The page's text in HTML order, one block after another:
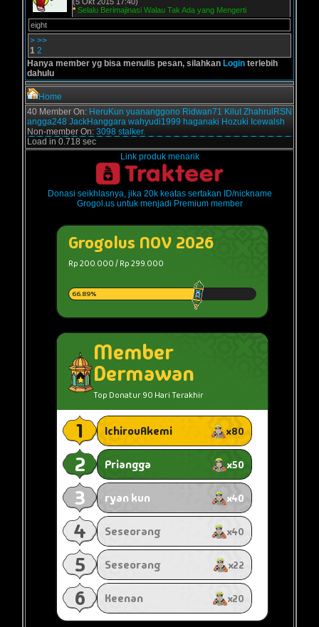
* Selalu Berimajinasi Walau Tak Ada yang Mengerti
eight
> >>
1 2
Hanya member yg bisa menulis pesan, silahkan Login terlebih
dahulu
Home
40 Member On: HeruKun yuananggono Ridwan71 Kilut ZhahrulRSN
angga248 JackHanggara wahyudi1999 haganaki Hozuki Icewalsh
Non-member On: 3098 stalker.
Load in 0.718 sec
Link produk menarik
Donasi seikhlasnya, jika 20k keatas sertakan ID/nickname
Grogol.us untuk menjadi Premium member